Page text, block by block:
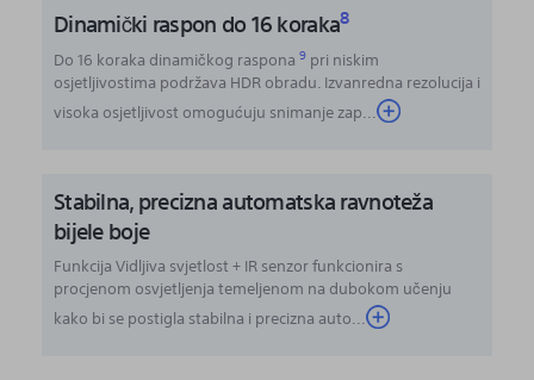
Dinamički raspon do 16 koraka8
Do 16 koraka dinamičkog raspona9pri niskim
osjetljivostima podržava HDR obradu. Izvanredna rezolucija i
visoka osjetljivost omogućuju snimanje zap...
Stabilna, precizna automatska ravnoteža
bijele boje
Funkcija Vidljiva svjetlost + IR senzor funkcionira s
procjenom osvjetljenja temeljenom na dubokom učenju
kako bi se postigla stabilna i precizna auto...